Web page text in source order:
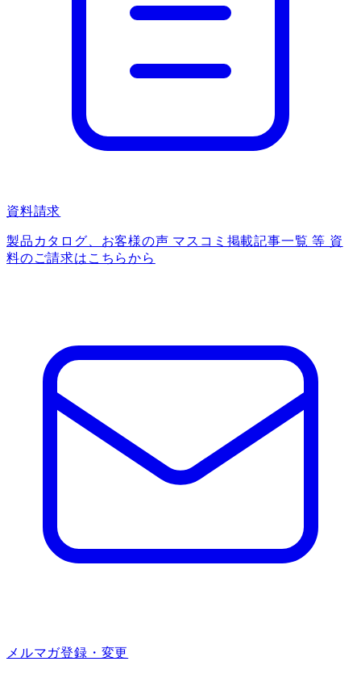
資料請求
製品カタログ、お客様の声 マスコミ掲載記事一覧 等 資
料のご請求はこちらから
メルマガ登録・変更